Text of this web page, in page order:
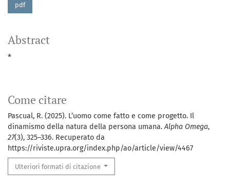
pdf
Come citare
Pascual, R. (2025). L’uomo come fatto e come progetto. Il
dinamismo della natura della persona umana.Alpha Omega,
27(3), 325–336. Recuperato da
https://riviste.upra.org/index.php/ao/article/view/4467
Ulteriori formati di citazione
Abstract
*